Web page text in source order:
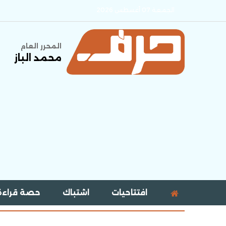
المحرر العام
محمد الباز
افتتاحيات اشتباك حصة